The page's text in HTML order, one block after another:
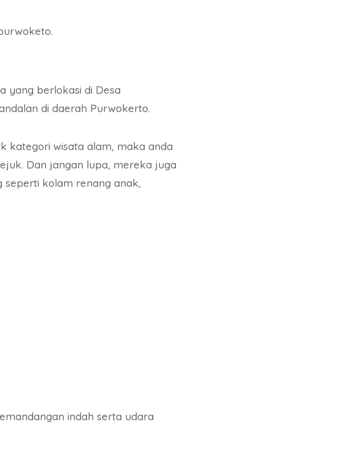
yang berlokasi di Desa
di daerah Purwokerto.
kategori wisata alam, maka anda
Dan jangan lupa, mereka juga
seperti kolam renang anak,
indah serta udara